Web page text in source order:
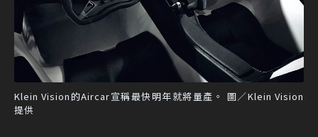
Klein Vision的Aircar宣稱最快明年就將量產。 圖／Klein Vision
提供